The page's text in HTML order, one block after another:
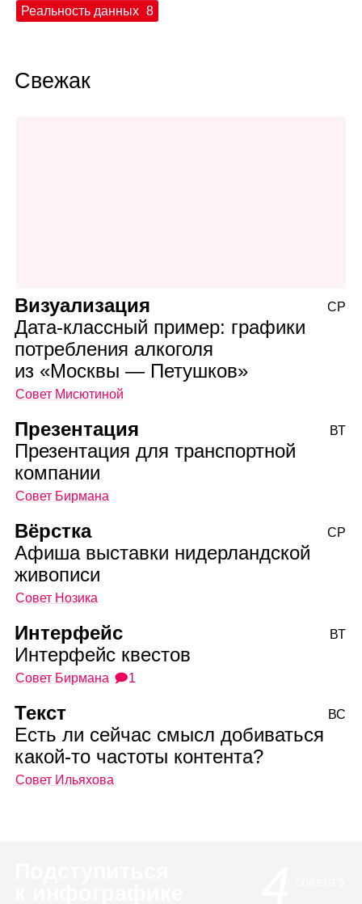
Реальность данных 8
Свежак
Визуализация
Дата‑классный пример: графики
потребления алкоголя
из «Москвы — Петушков»
Совет Мисютиной
СР
Презентация
Презентация для транспортной
компании
Совет Бирмана
ВТ
Вёрстка
Афиша выставки нидерландской
живописи
Совет Нозика
СР
Интерфейс
Интерфейс квестов
Совет Бирмана 🗩1
ВТ
Текст
Есть ли сейчас смысл добиваться
какой‑то частоты контента?
Совет Ильяхова
ВС